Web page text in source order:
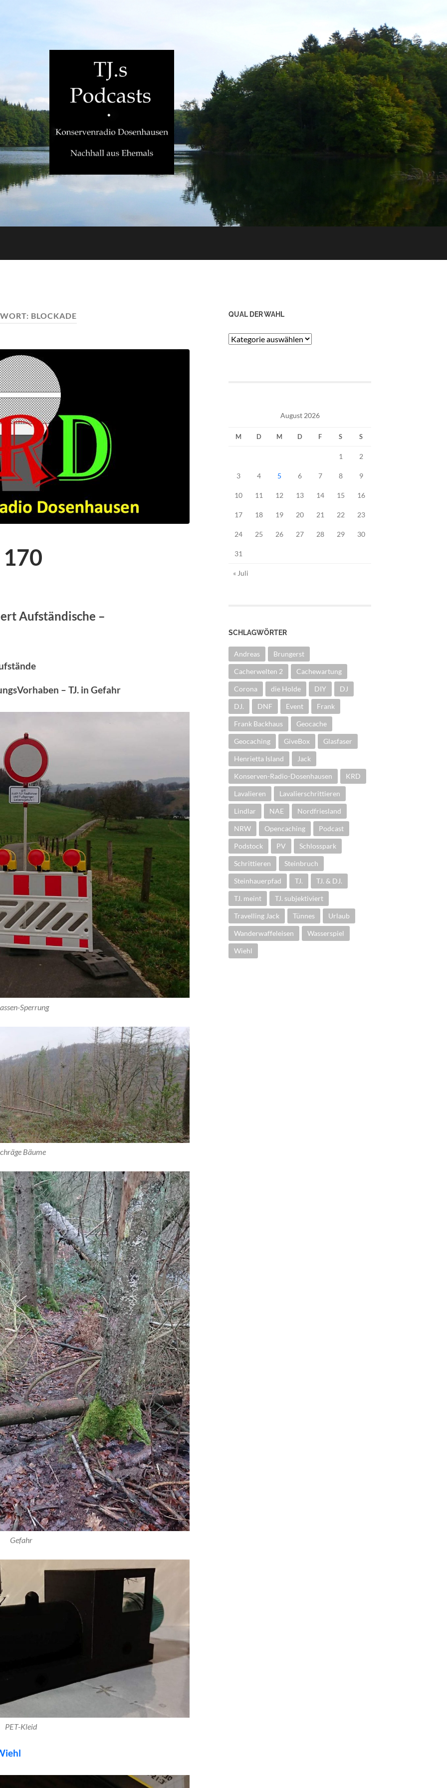
BLOCKADE
Aufständische –
– TJ. in Gefahr
Sperrung
Bäume
Gefahr
PET-Kleid
QUAL DER WAHL
Qual
August 2026
M D M D F S S
1 2
3 4 5 6 7 8 9
10 11 12 13 14 15 16
17 18 19 20 21 22 23
24 25 26 27 28 29 30
31
« Juli
SCHLAGWÖRTER
Andreas Brungerst
Cacherwelten 2 Cachewartung
Corona die Holde DIY DJ
DJ. DNF Event Frank
Frank Backhaus Geocache
Geocaching GiveBox Glasfaser
Henrietta Island Jack
Konserven-Radio-Dosenhausen KRD
Lavalieren Lavalierschrittieren
Lindlar NAE Nordfriesland
NRW Opencaching Podcast
Podstock PV Schlosspark
Schrittieren Steinbruch
Steinhauerpfad TJ. TJ. & DJ.
TJ. meint TJ. subjektiviert
Travelling Jack Tünnes Urlaub
Wanderwaffeleisen Wasserspiel
Wiehl